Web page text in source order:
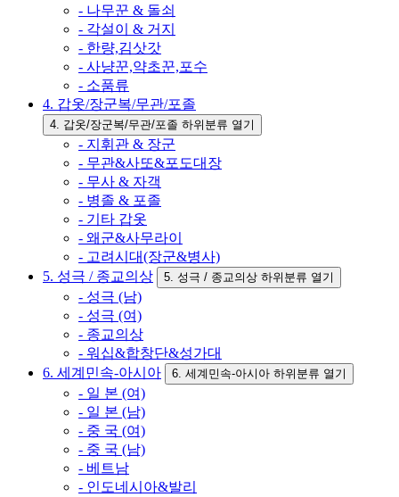
- 나무꾼 & 돌쇠
- 각설이 & 거지
- 한량,김삿갓
- 사냥꾼,약초꾼,포수
- 소품류
4. 갑옷/장군복/무관/포졸
4. 갑옷/장군복/무관/포졸 하위분류 열기
- 지휘관 & 장군
- 무관&사또&포도대장
- 무사 & 자객
- 병졸 & 포졸
- 기타 갑옷
- 왜군&사무라이
- 고려시대(장군&병사)
5. 성극 / 종교의상
5. 성극 / 종교의상 하위분류 열기
- 성극 (남)
- 성극 (여)
- 종교의상
- 워십&합창단&성가대
6. 세계민속-아시아
6. 세계민속-아시아 하위분류 열기
- 일 본 (여)
- 일 본 (남)
- 중 국 (여)
- 중 국 (남)
- 베트남
- 인도네시아&발리